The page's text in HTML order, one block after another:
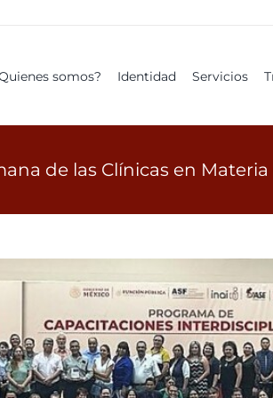
somos? Identidad Servicios
de las Clínicas en Materia
la Quita Semana
Civil y Penal